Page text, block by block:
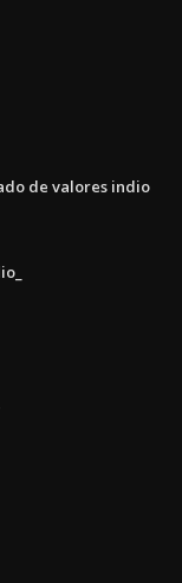
de valores indio